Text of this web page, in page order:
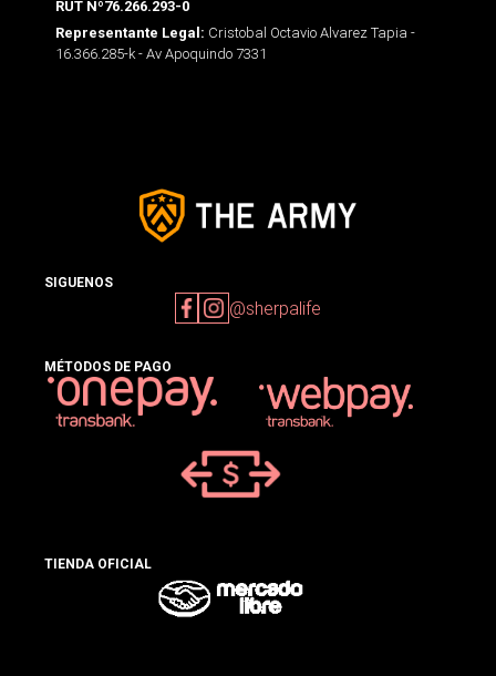
RUT Nº76.266.293-0
Representante Legal: Cristobal Octavio Alvarez Tapia -
16.366.285-k - Av Apoquindo 7331
SIGUENOS
@sherpalife
MÉTODOS DE PAGO
TIENDA OFICIAL